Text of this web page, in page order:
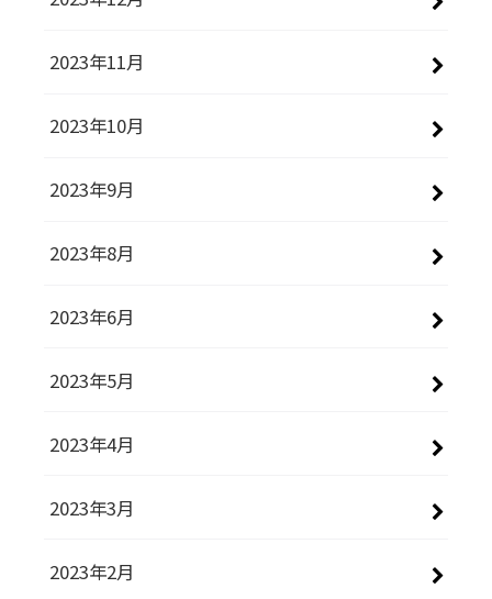
2023年11月
2023年10月
2023年9月
2023年8月
2023年6月
2023年5月
2023年4月
2023年3月
2023年2月